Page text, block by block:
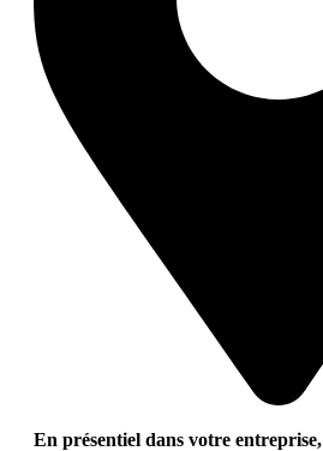
En présentiel dans votre entreprise,